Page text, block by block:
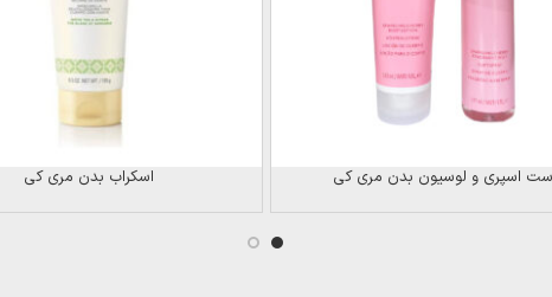
ست اسپری و لوسیون بدن مری کی اسکراب بدن مری کی